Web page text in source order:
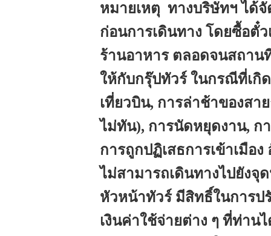
หมายเหตุ ทางบริษัทฯ ได้จั
ก่อนการเดินทาง โดยซื้อตั๋
ร้านอาหาร ตลอดจนสถาน
ให้กับกรุ๊ปทัวร์ ในกรณีที่เกิ
เที่ยวบิน, การล่าช้าของสา
ไม่ทัน), การนัดหยุดงาน, ก
การถูกปฏิเสธการเข้าเมือ
ไม่สามารถเดินทางไปยังจุ
หัวหน้าทัวร์ มีสิทธิ์ในการป
เงินค่าใช้จ่ายต่าง ๆ ที่ท่าน